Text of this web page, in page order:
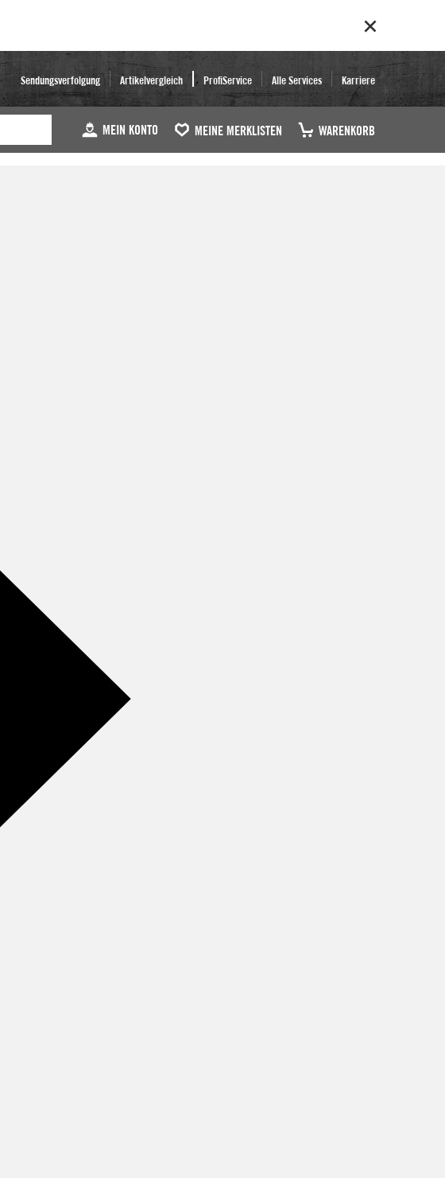
Sendungsverfolgung Artikelvergleich ProfiService Alle Services Karriere
MEIN KONTO MEINE MERKLISTEN WARENKORB